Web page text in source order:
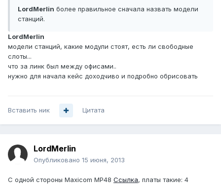
LordMerlin более правильное сначала назвать модели
станций.
LordMerlin
модели станций, какие модули стоят, есть ли свободные
слоты...
что за линк был между офисами..
нужно для начала кейс доходчиво и подробно обрисовать
Вставить ник Цитата
LordMerlin
Опубликовано 15 июня, 2013
С одной стороны Maxicom MP48 Ссылка, платы такие: 4